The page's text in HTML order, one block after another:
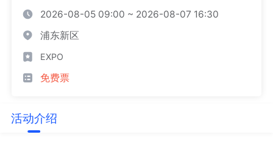
2026-08-05 09:00 ~ 2026-08-07 16:30
浦东新区
EXPO
免费票
活动介绍